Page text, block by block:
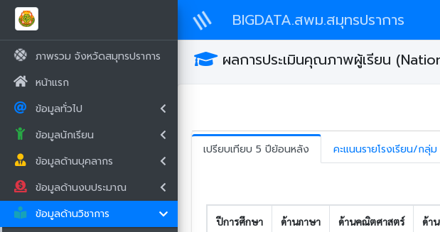
BIGDATA.สพม.สมุทรปราการ
ภาพรวม จังหวัดสมุทรปราการ
หน้าแรก
ข้อมูลทั่วไป
ข้อมูลนักเรียน
ข้อมูลด้านบุคลากร
ข้อมูลด้านงบประมาณ
ข้อมูลด้านวิชาการ
ผลการประเมินคุณภาพผู้เรียน
เปรียบเทียบ 5 ปีย้อนหลัง คะแนนรายโรงเรียน/กลุ่ม
ปีการศึกษา ด้านภาษา ด้านคณิตศาสตร์ ด้า